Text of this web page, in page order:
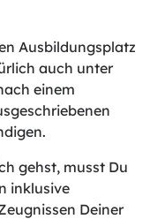
Ausbildungsplatz
auch unter
einem
gehst, musst Du
inklusive
Deiner